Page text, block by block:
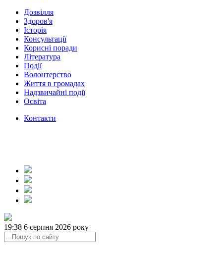
Дозвілля
Здоров'я
Історія
Консультації
Корисні поради
Література
Події
Волонтерство
Життя в громадах
Надзвичайні події
Освіта
Контакти
19:38 6 серпня 2026 року